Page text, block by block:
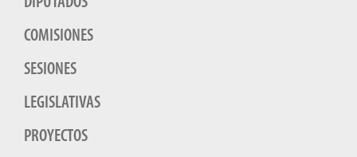
COMISIONES
SESIONES
LEGISLATIVAS
PROYECTOS